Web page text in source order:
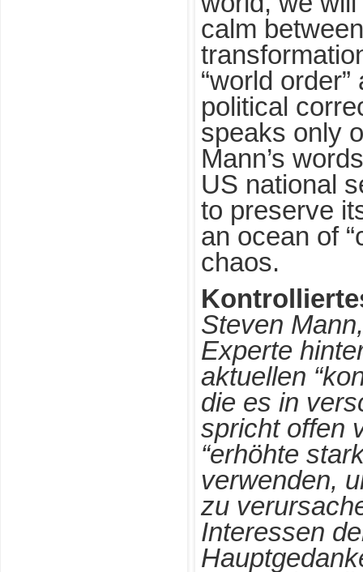
calm
“world
political
speaks only
Mann’s
US national
to preserve
an ocean of
chaos.
Steven
Experte
aktuellen
die es in
spricht offen
“erhöhte
verwenden,
zu
Interessen